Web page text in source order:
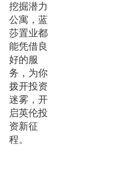
挖掘潜力
公寓，蓝
莎置业都
能凭借良
好的服
务，为你
拨开投资
迷雾，开
启英伦投
资新征
程。